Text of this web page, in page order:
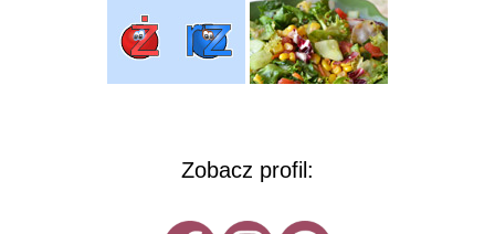
Zobacz profil: